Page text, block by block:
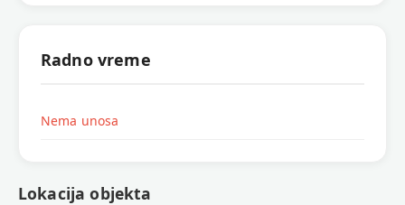
Radno vreme
Nema unosa
Lokacija objekta